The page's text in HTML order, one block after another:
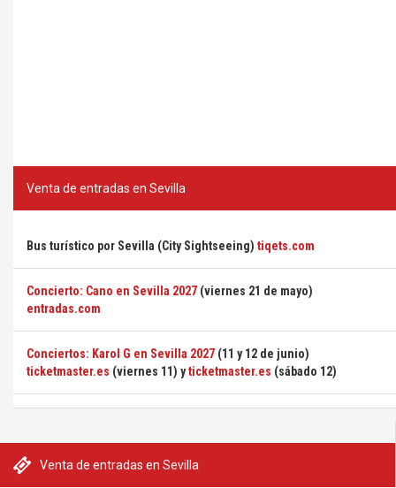
Venta de entradas en Sevilla
Venta de entradas en Sevilla
Bus turístico por Sevilla (City Sightseeing) tiqets.com
Concierto: Cano en Sevilla 2027 (viernes 21 de mayo)
entradas.com
Conciertos: Karol G en Sevilla 2027 (11 y 12 de junio)
ticketmaster.es (viernes 11) yticketmaster.es (sábado 12)